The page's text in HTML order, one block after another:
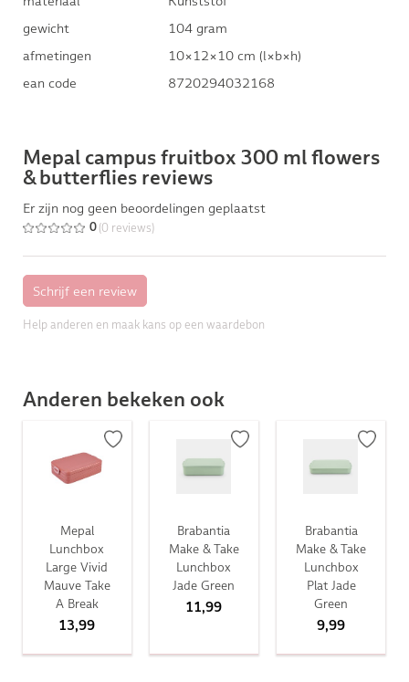
gewicht
104 gram
afmetingen
10×12×10 cm (l×b×h)
ean code
8720294032168
Mepal campus fruitbox 300 ml flowers
& butterflies reviews
Er zijn nog geen beoordelingen geplaatst
0 (0 reviews)
Help anderen en maak kans op een waardebon
Anderen bekeken ook
Mepal
Lunchbox
Large Vivid
Mauve Take
A Break
13,99
Brabantia
Make & Take
Lunchbox
Jade Green
11,99
Brabantia
Make & Take
Lunchbox
Plat Jade
Green
9,99